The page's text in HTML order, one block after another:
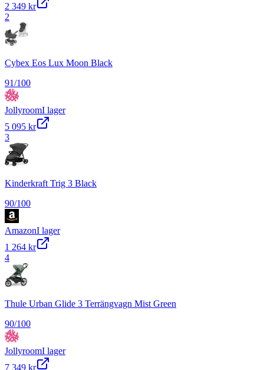
2 349 kr
2
Cybex Eos Lux Moon Black
91/100
JollyroomI lager
5 095 kr
3
Kinderkraft Trig 3 Black
90/100
AmazonI lager
1 264 kr
4
Thule Urban Glide 3 Terrängvagn Mist Green
90/100
JollyroomI lager
7 349 kr